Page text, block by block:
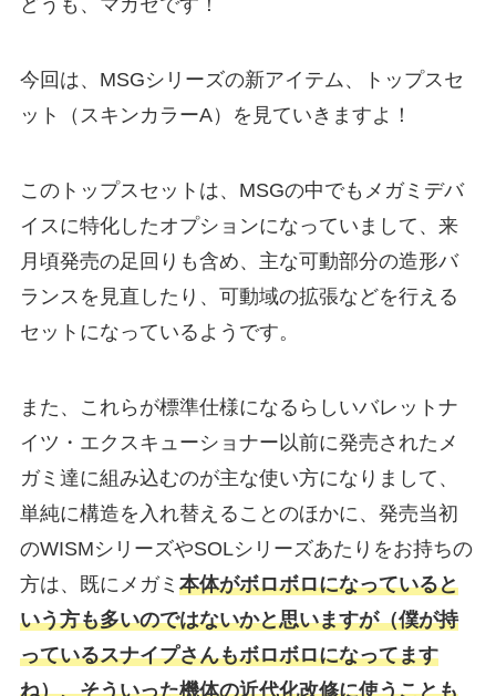
どうも、マカセです！
今回は、MSGシリーズの新アイテム、トップスセ
ット（スキンカラーA）を見ていきますよ！
このトップスセットは、MSGの中でもメガミデバ
イスに特化したオプションになっていまして、来
月頃発売の足回りも含め、主な可動部分の造形バ
ランスを見直したり、可動域の拡張などを行える
セットになっているようです。
また、これらが標準仕様になるらしいバレットナ
イツ・エクスキューショナー以前に発売されたメ
ガミ達に組み込むのが主な使い方になりまして、
単純に構造を入れ替えることのほかに、発売当初
のWISMシリーズやSOLシリーズあたりをお持ちの
方は、既にメガミ 本体がボロボロになっていると
いう方も多いのではないかと思いますが（僕が持
っているスナイプさんもボロボロになってます
ね）、そういった機体の近代化改修に使うことも